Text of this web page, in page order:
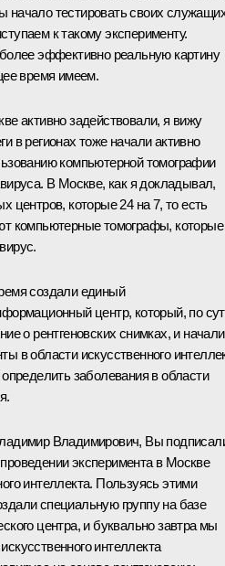
начало тестировать своих
к такому эксперименту.
эффективно реальную картину
время имеем.
активно задействовали, я вижу
в регионах тоже начали активно
компьютерной томографии
В Москве, как я докладывал,
центров, которые 24 на 7, то есть
компьютерные томографы, которые
создали единый
центр, который, по
о рентгеновских снимках, и начали
в области искусственного
заболевания в области
Владимирович, Вы
эксперимента в Москве
интеллекта. Пользуясь этими
специальную группу на базе
центра, и буквально завтра мы
интеллекта